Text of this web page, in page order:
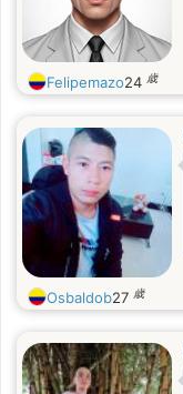
Felipemazo24 歳
Osbaldob27 歳